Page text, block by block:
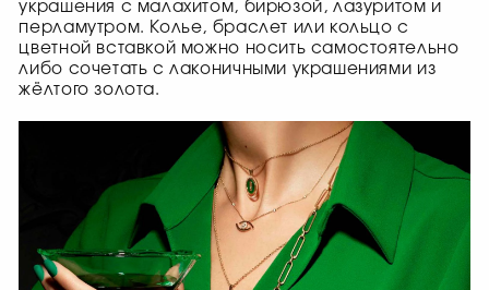
украшения с малахитом, бирюзой, лазуритом и
перламутром. Колье, браслет или кольцо с
цветной вставкой можно носить самостоятельно
либо сочетать с лаконичными украшениями из
жёлтого золота.